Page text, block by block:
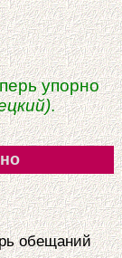
упорно
.
обещаний